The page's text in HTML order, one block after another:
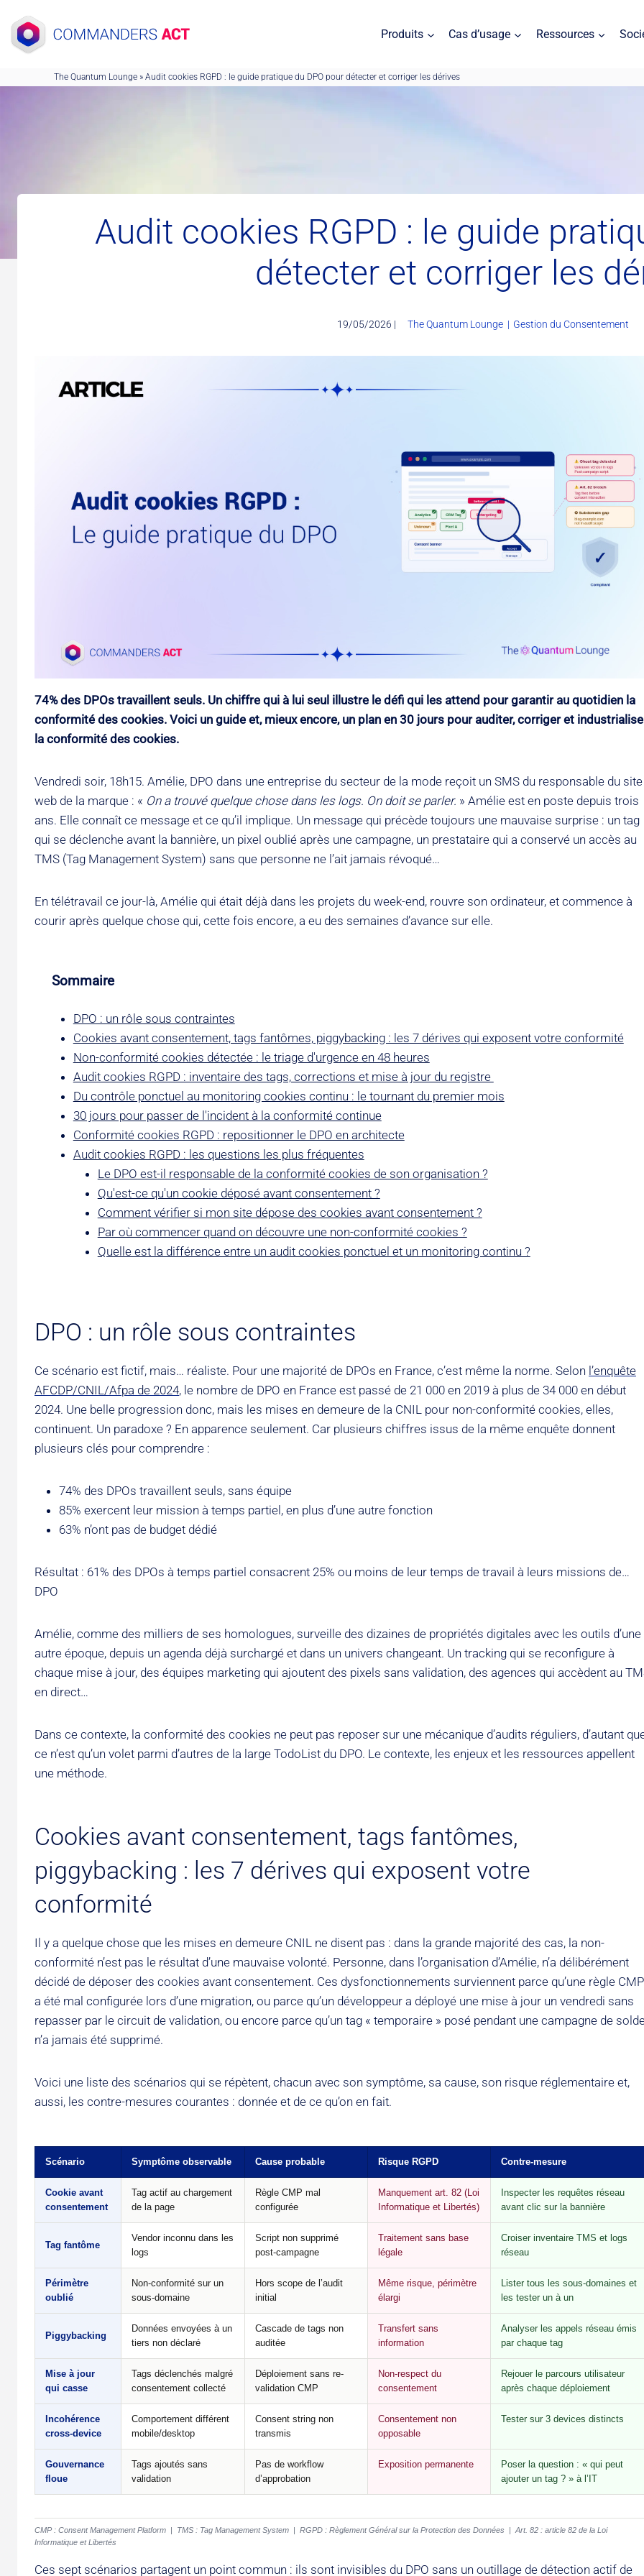
au
contenu
Produits Cas d’usage Ressources
The Quantum Lounge » Audit cookies RGPD : le guide pratique du DPO pour détecter et corriger les dérives
Audit cookies RGPD : le guide
détecter et corriger les
19/05/2026 | The Quantum Lounge | Gestion du Consentement
74% des DPOs travaillent seuls. Un chiffre qui à lui seul illustre le défi qui les attend pour garantir au quotidien la
conformité des cookies. Voici un guide et, mieux encore, un plan en 30 jours pour auditer, corriger et
la conformité des cookies.
Vendredi soir, 18h15. Amélie, DPO dans une entreprise du secteur de la mode reçoit un SMS du responsable du site
web de la marque : « On a trouvé quelque chose dans les logs. On doit se parler. » Amélie est en poste depuis trois
ans. Elle connaît ce message et ce qu’il implique. Un message qui précède toujours une mauvaise surprise : un tag
qui se déclenche avant la bannière, un pixel oublié après une campagne, un prestataire qui a conservé un accès au
TMS (Tag Management System) sans que personne ne l’ait jamais révoqué…
En télétravail ce jour-là, Amélie qui était déjà dans les projets du week-end, rouvre son ordinateur, et commence à
courir après quelque chose qui, cette fois encore, a eu des semaines d’avance sur elle.
Sommaire
DPO : un rôle sous contraintes
Cookies avant consentement, tags fantômes, piggybacking : les 7 dérives qui exposent votre conformité
Non-conformité cookies détectée : le triage d'urgence en 48 heures
Audit cookies RGPD : inventaire des tags, corrections et mise à jour du registre
Du contrôle ponctuel au monitoring cookies continu : le tournant du premier mois
30 jours pour passer de l'incident à la conformité continue
Conformité cookies RGPD : repositionner le DPO en architecte
Audit cookies RGPD : les questions les plus fréquentes
Le DPO est-il responsable de la conformité cookies de son organisation ?
Qu'est-ce qu'un cookie déposé avant consentement ?
Comment vérifier si mon site dépose des cookies avant consentement ?
Par où commencer quand on découvre une non-conformité cookies ?
Quelle est la différence entre un audit cookies ponctuel et un monitoring continu ?
DPO : un rôle sous contraintes
Ce scénario est fictif, mais… réaliste. Pour une majorité de DPOs en France, c’est même la norme. Selon l’enquête
AFCDP/CNIL/Afpa de 2024, le nombre de DPO en France est passé de 21 000 en 2019 à plus de 34 000 en début
2024. Une belle progression donc, mais les mises en demeure de la CNIL pour non-conformité cookies, elles,
continuent. Un paradoxe ? En apparence seulement. Car plusieurs chiffres issus de la même enquête donnent
plusieurs clés pour comprendre :
74% des DPOs travaillent seuls, sans équipe
85% exercent leur mission à temps partiel, en plus d’une autre fonction
63% n’ont pas de budget dédié
Résultat : 61% des DPOs à temps partiel consacrent 25% ou moins de leur temps de travail à leurs missions de…
DPO
Amélie, comme des milliers de ses homologues, surveille des dizaines de propriétés digitales avec les outils d’une
autre époque, depuis un agenda déjà surchargé et dans un univers changeant. Un tracking qui se reconfigure à
chaque mise à jour, des équipes marketing qui ajoutent des pixels sans validation, des agences qui accèdent au
en direct…
Dans ce contexte, la conformité des cookies ne peut pas reposer sur une mécanique d’audits réguliers, d’autant
ce n’est qu’un volet parmi d’autres de la large TodoList du DPO. Le contexte, les enjeux et les ressources appellent
une méthode.
Cookies avant consentement, tags fantômes,
piggybacking : les 7 dérives qui exposent votre
conformité
Il y a quelque chose que les mises en demeure CNIL ne disent pas : dans la grande majorité des cas, la non-
conformité n’est pas le résultat d’une mauvaise volonté. Personne, dans l’organisation d’Amélie, n’a délibérément
décidé de déposer des cookies avant consentement. Ces dysfonctionnements surviennent parce qu’une règle CMP
a été mal configurée lors d’une migration, ou parce qu’un développeur a déployé une mise à jour un vendredi sans
repasser par le circuit de validation, ou encore parce qu’un tag « temporaire » posé pendant une campagne de
n’a jamais été supprimé.
Voici une liste des scénarios qui se répètent, chacun avec son symptôme, sa cause, son risque réglementaire et,
aussi, les contre-mesures courantes : donnée et de ce qu’on en fait.
Scénario Symptôme observable Cause probable Risque RGPD Contre-mesure
Cookie avant
consentement
Tag actif au chargement
de la page
Règle CMP mal
configurée
Manquement art. 82 (Loi
Informatique et Libertés)
Inspecter les requêtes réseau
avant clic sur la bannière
Tag fantôme
Vendor inconnu dans les
logs
Script non supprimé
post-campagne
Traitement sans base
légale
Croiser inventaire TMS et logs
réseau
Périmètre
oublié
Non-conformité sur un
sous-domaine
Hors scope de l’audit
initial
Même risque, périmètre
élargi
Lister tous les sous-domaines et
les tester un à un
Piggybacking
Données envoyées à un
tiers non déclaré
Cascade de tags non
auditée
Transfert sans
information
Analyser les appels réseau émis
par chaque tag
Mise à jour
qui casse
Tags déclenchés malgré
consentement collecté
Déploiement sans re-
validation CMP
Non-respect du
consentement
Rejouer le parcours utilisateur
après chaque déploiement
Incohérence
cross-device
Comportement différent
mobile/desktop
Consent string non
transmis
Consentement non
opposable
Tester sur 3 devices distincts
Gouvernance
floue
Tags ajoutés sans
validation
Pas de workflow
d’approbation
Exposition permanente
Poser la question : « qui peut
ajouter un tag ? » à l’IT
CMP : Consent Management Platform | TMS : Tag Management System | RGPD : Règlement Général sur la Protection des Données | Art. 82 : article 82 de la Loi
Informatique et Libertés
Ces sept scénarios partagent un point commun : ils sont invisibles du DPO sans un outillage de détection actif de